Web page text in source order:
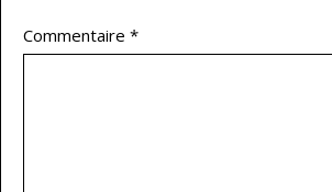
Commentaire *